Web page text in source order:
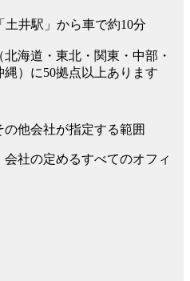
土井駅」から車で約10分
海道・東北・関東・中部・
）に50拠点以上あります
他会社が指定する範囲
社の定めるすべてのオフィ